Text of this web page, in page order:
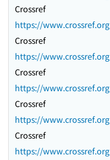
Crossref
https://www.crossref.org
Crossref
https://www.crossref.org
Crossref
https://www.crossref.org
Crossref
https://www.crossref.org
Crossref
https://www.crossref.org